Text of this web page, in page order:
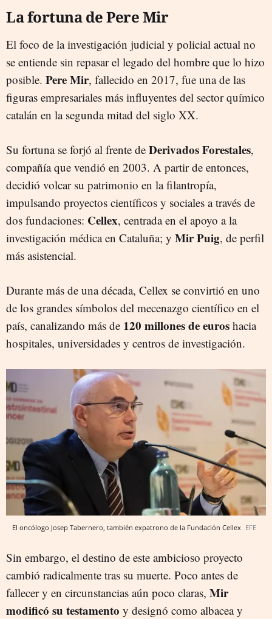
La fortuna de Pere Mir
El foco de la investigación judicial y policial actual no
se entiende sin repasar el legado del hombre que lo hizo
posible. Pere Mir, fallecido en 2017, fue una de las
figuras empresariales más influyentes del sector químico
catalán en la segunda mitad del siglo XX.
Su fortuna se forjó al frente de Derivados Forestales,
compañía que vendió en 2003. A partir de entonces,
decidió volcar su patrimonio en la filantropía,
impulsando proyectos científicos y sociales a través de
dos fundaciones: Cellex, centrada en el apoyo a la
investigación médica en Cataluña; y Mir Puig, de perfil
más asistencial.
Durante más de una década, Cellex se convirtió en uno
de los grandes símbolos del mecenazgo científico en el
país, canalizando más de 120 millones de euros hacia
hospitales, universidades y centros de investigación.
El oncólogo Josep Tabernero, también expatrono de la Fundación Cellex EFE
Sin embargo, el destino de este ambicioso proyecto
cambió radicalmente tras su muerte. Poco antes de
fallecer y en circunstancias aún poco claras, Mir
modificó su testamento y designó como albacea y